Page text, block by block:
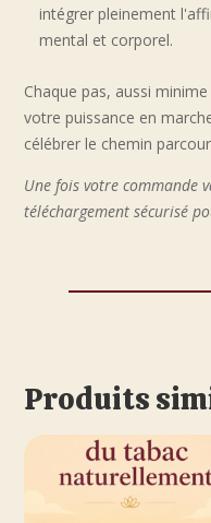
intégrer pleinement
mental et corporel.
Chaque pas, aussi
votre puissance en
célébrer le chemin
Une fois votre commande
téléchargement sécurisé
Produits